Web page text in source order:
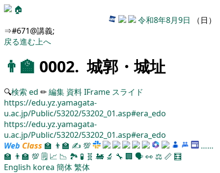
🏠
令和8年8月9日 （日）
⇒#671@講義;
戻る進む上へ
👨‍🏫 0002. 城郭・城址
🔍検索 ed ✏編集 資料IFrame スライド
https://edu.yz.yamagata-
u.ac.jp/Public/53202/53202_01.asp#era_edo
https://edu.yz.yamagata-
u.ac.jp/Public/53202/53202_01.asp#era_edo
Web Class 🏫 👨‍🏫 ✍ 💯
……
🏫 👨‍🏫 💯 🗒️ 📈 📉 🏞 🧪 🧬 🚂 🔬 🔧 🏢 🗣️👀 ⚖️ 📏 🧮
English korea 簡体繁体